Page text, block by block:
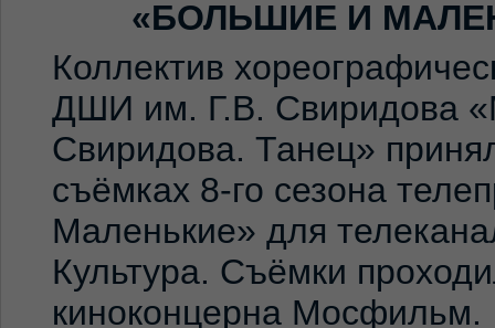
«БОЛЬШИЕ И
Коллектив
ДШИ им. Г.В. Свиридова
Свиридова. Танец»
съёмках 8-го сезона
Маленькие» для
Культура. Съёмки
киноконцерна Мосфильм.